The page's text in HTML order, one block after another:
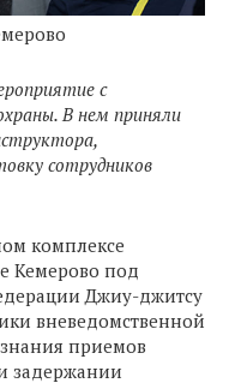
с
В нем приняли
сотрудников
комплексе
Кемерово под
Джиу-джитсу
вневедомственной
приемов
задержании